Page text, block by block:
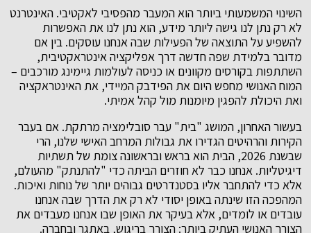
השינוי המשמעותי ביותר הוא המעבר מהפסיבי לאקטיבי. האינטרנט
לא רק נתן לנו גישה ליותר מידע, הוא נתן לנו את האפשרות
להשפיע על התוצאה של הפעילות שבה אנחנו עוסקים. בין אם
מדובר בלמידת שפה חדשה דרך אפליקציה אינטראקטיבית,
השתתפות בקורסים מקוונים או כניסה לעולמות גיימינג מורכבים –
המוח האנושי מחפש היום את הפידבק המיידי, את האינטראקציה
ואת היכולת להפגין מיומנות מול קהל אמיתי.
בעשור האחרון, המושג "בית" עבר סובלימציה מרתקת. אם בעבר
הקירות והרהיטים הגדירו את גבולות המרחב האישי שלנו, הרי
שבשנת 2026, הבית הוא בראש ובראשונה צומת של תשתיות
דיגיטליות. אנחנו כבר לא חוזרים הביתה כדי "להתנתק" מהעולם,
אלא כדי להתחבר אליו בסטנדרטים גבוהים יותר של נוחות ואיכות.
המהפכה הזו שינתה באופן יסודי לא רק את הדרך שבה אנחנו
עובדים או לומדים, אלא בעיקר את האופן שבו אנחנו מעבדים את
הצורך האנושי העתיק ביותר: הצורך בריגוש, באתגר ובחברה.